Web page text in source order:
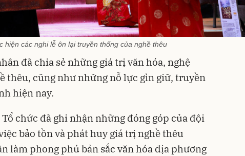
hiện các nghi lễ ôn lại truyền thống của nghề thêu
đã chia sẻ những giá trị văn hóa, nghệ
thêu, cũng như những nỗ lực gìn giữ, truyền
hiện nay.
chức đã ghi nhận những đóng góp của đội
bảo tồn và phát huy giá trị nghề thêu
làm phong phú bản sắc văn hóa địa phương